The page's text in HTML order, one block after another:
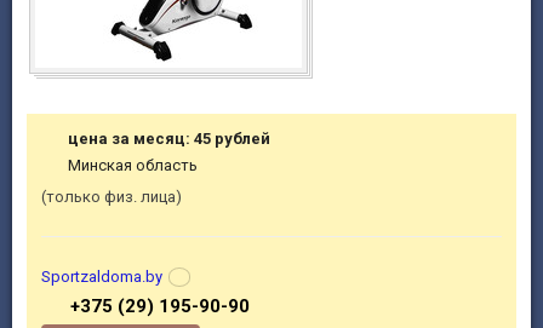
цена за месяц: 45 рублей
Минская область
только физ. лица
Sportzaldoma.by
+375 (29) 195-90-90